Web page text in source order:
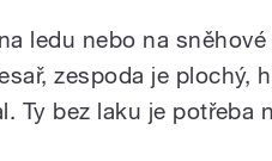
ledu nebo na sněhové
zespoda je plochý,
Ty bez laku je potřeba